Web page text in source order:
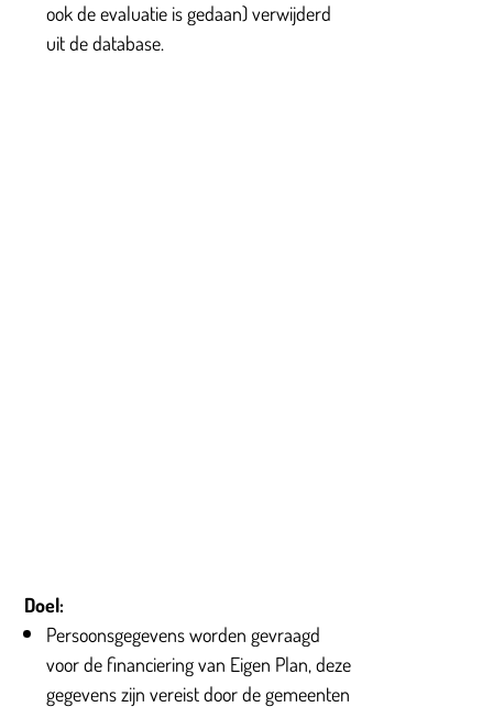
ook de evaluatie is gedaan) verwijderd
uit de database.
Doel:
Persoonsgegevens worden gevraagd
voor de financiering van Eigen Plan, deze
gegevens zijn vereist door de gemeenten